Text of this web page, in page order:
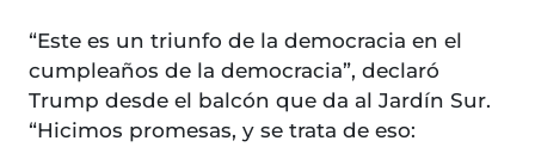
“Este es un triunfo de la democracia en el
cumpleaños de la democracia”, declaró
Trump desde el balcón que da al Jardín Sur.
“Hicimos promesas, y se trata de eso: